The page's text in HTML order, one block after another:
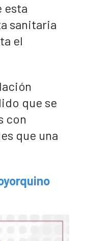
esta
sanitaria
el
que se
con
que una